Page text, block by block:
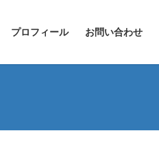
プロフィール お問い合わせ